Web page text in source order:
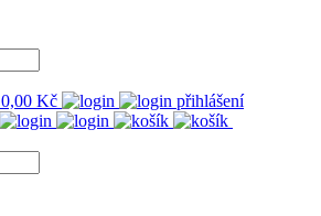
0,00 Kč přihlášení